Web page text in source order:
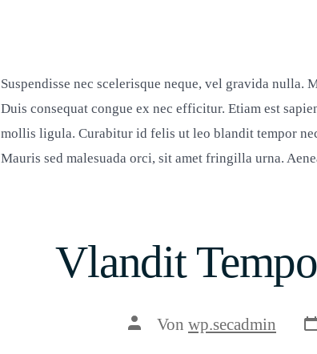
Suspendisse nec scelerisque neque, vel gravida
Duis consequat congue ex nec efficitur. Etiam est
mollis ligula. Curabitur id felis ut leo blandit tempor
Mauris sed malesuada orci, sit amet fringilla urna.
Vlandit
Beitragsautor
Von wp.secadmin